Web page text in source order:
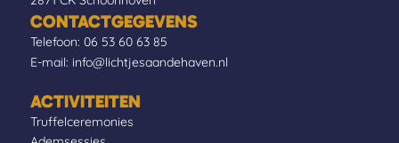
CONTACTGEGEVENS
Telefoon: 06 53 60 63 85
E-mail: info@lichtjesaandehaven.nl
ACTIVITEITEN
Truffelceremonies